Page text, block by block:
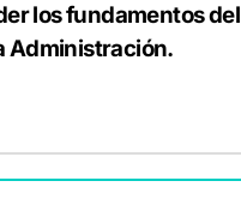
los fundamentos del
Administración.